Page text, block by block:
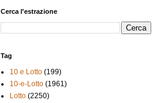
Cerca l'estrazione
Tag
10 e Lotto (199)
10-e-Lotto (1961)
Lotto (2250)